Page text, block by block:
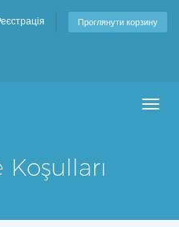
Проглянути корзину